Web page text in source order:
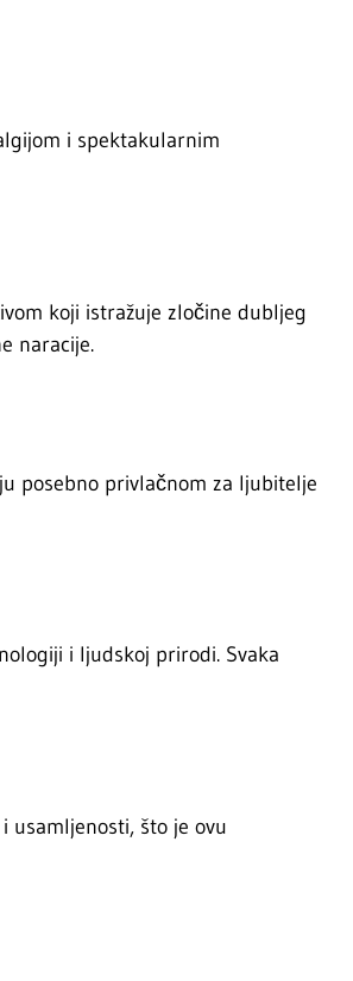
i spektakularnim
koji istražuje zločine dubljeg
naracije.
posebno privlačnom za ljubitelje
i ljudskoj prirodi. Svaka
usamljenosti, što je ovu